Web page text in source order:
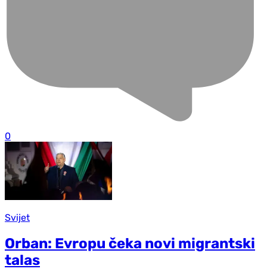
0
Svijet
Orban: Evropu čeka novi migrantski
talas